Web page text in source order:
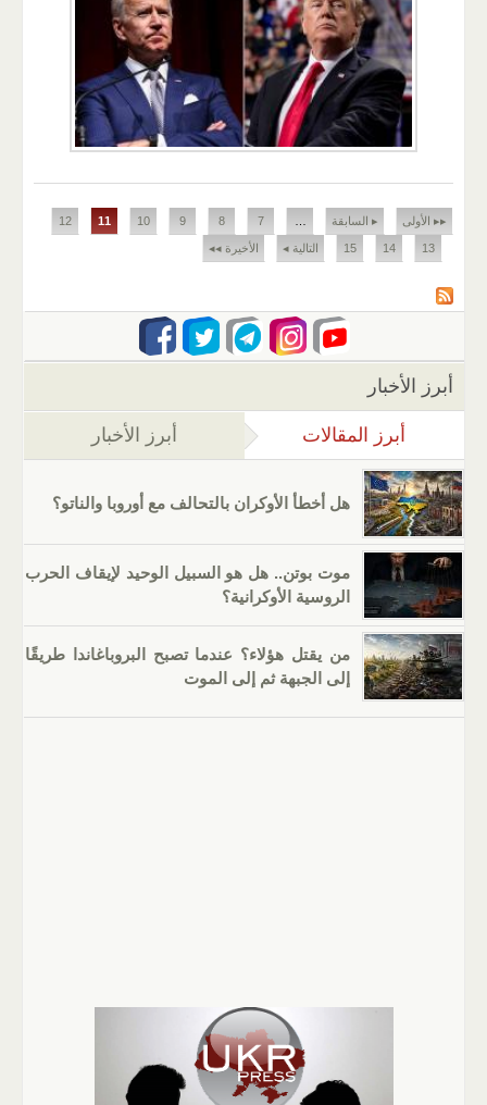
الصفحات
▸▸ الأولى ▸ السابقة 7
8
9
10
11
12
13
14
15 التالية ◂ الأخيرة ◂◂
أبرز الأخبار
أبرز المقالات (علامة التبويب النشطة)
أبرز الأخبار
هل أخطأ الأوكران بالتحالف مع أوروبا والناتو؟
موت بوتن.. هل هو السبيل الوحيد لإيقاف الحرب
الروسية الأوكرانية؟
من يقتل هؤلاء؟ عندما تصبح البروباغاندا طريقًا
إلى الجبهة ثم إلى الموت